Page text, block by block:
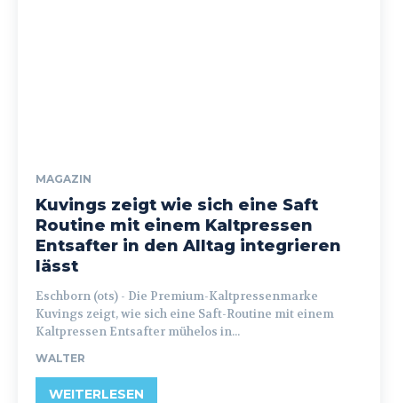
MAGAZIN
Kuvings zeigt wie sich eine Saft
Routine mit einem Kaltpressen
Entsafter in den Alltag integrieren
lässt
Eschborn (ots) - Die Premium-Kaltpressenmarke
Kuvings zeigt, wie sich eine Saft-Routine mit einem
Kaltpressen Entsafter mühelos in...
WALTER
WEITERLESEN